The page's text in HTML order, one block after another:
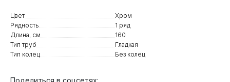
Цвет
Хром
Рядность
1 ряд
Длина, см
160
Тип труб
Гладкая
Тип колец
Без колец
Поделиться в соцсетях: